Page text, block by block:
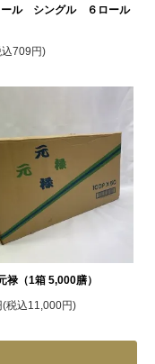
ール シングル ６ロール
709円)
禄（1箱 5,000膳）
(税込11,000円)